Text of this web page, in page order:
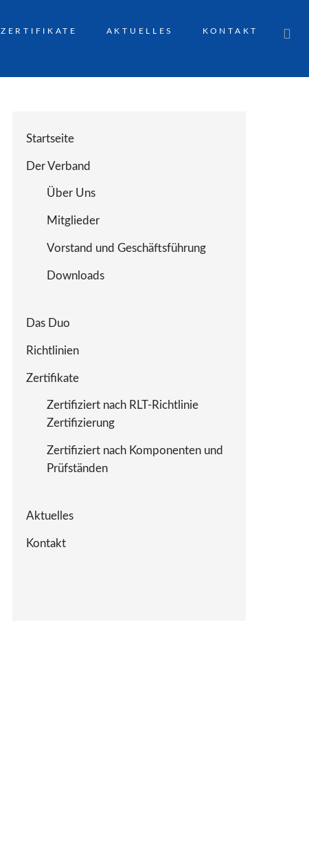
ZERTIFIKATE AKTUELLES KONTAKT
Startseite
Der Verband
Über Uns
Mitglieder
Vorstand und Geschäftsführung
Downloads
Das Duo
Richtlinien
Zertifikate
Zertifiziert nach RLT-Richtlinie
Zertifizierung
Zertifiziert nach Komponenten und
Prüfständen
Aktuelles
Kontakt